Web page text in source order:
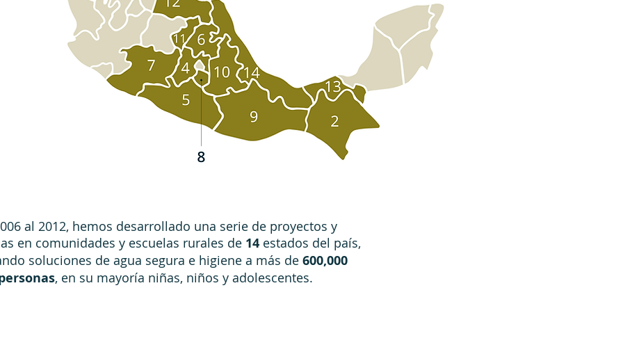
al 2012, hemos desarrollado una serie de proyectos y
en comunidades y escuelas rurales de 14 estados del país,
soluciones de agua segura e higiene a más de 600,000
, en su mayoría niñas, niños y adolescentes.